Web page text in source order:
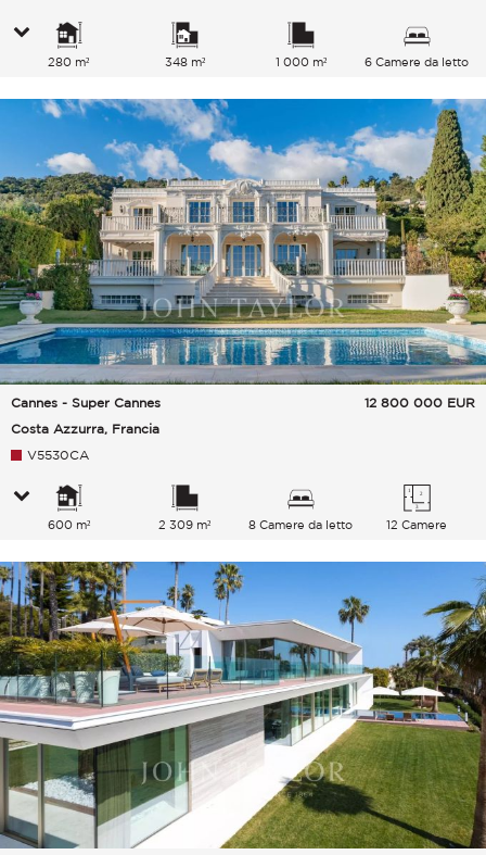
280 m² 348 m² 1 000 m² 6 Camere da letto
Cannes - Super Cannes
Costa Azzurra, Francia
12 800 000 EUR
V5530CA
600 m² 2 309 m² 8 Camere da letto 12 Camere